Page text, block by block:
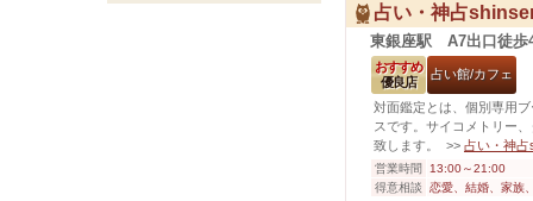
占い・神占
東銀座駅 A7出口徒
おすすめ
優良店
占い館/カフェ
対面鑑定とは、個別専用
スです。サイコメトリー
致します。
>> 占い・神
営業時間
13:00～21:00
得意相談
恋愛、結婚、家族